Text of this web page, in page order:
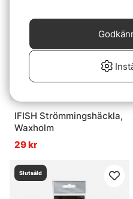
IFISH Strömmingshäckla,
Waxholm
29 kr
Slutsåld